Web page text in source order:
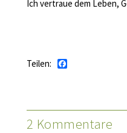
Ich vertraue dem Leben,
Teilen:
2 Kommentare